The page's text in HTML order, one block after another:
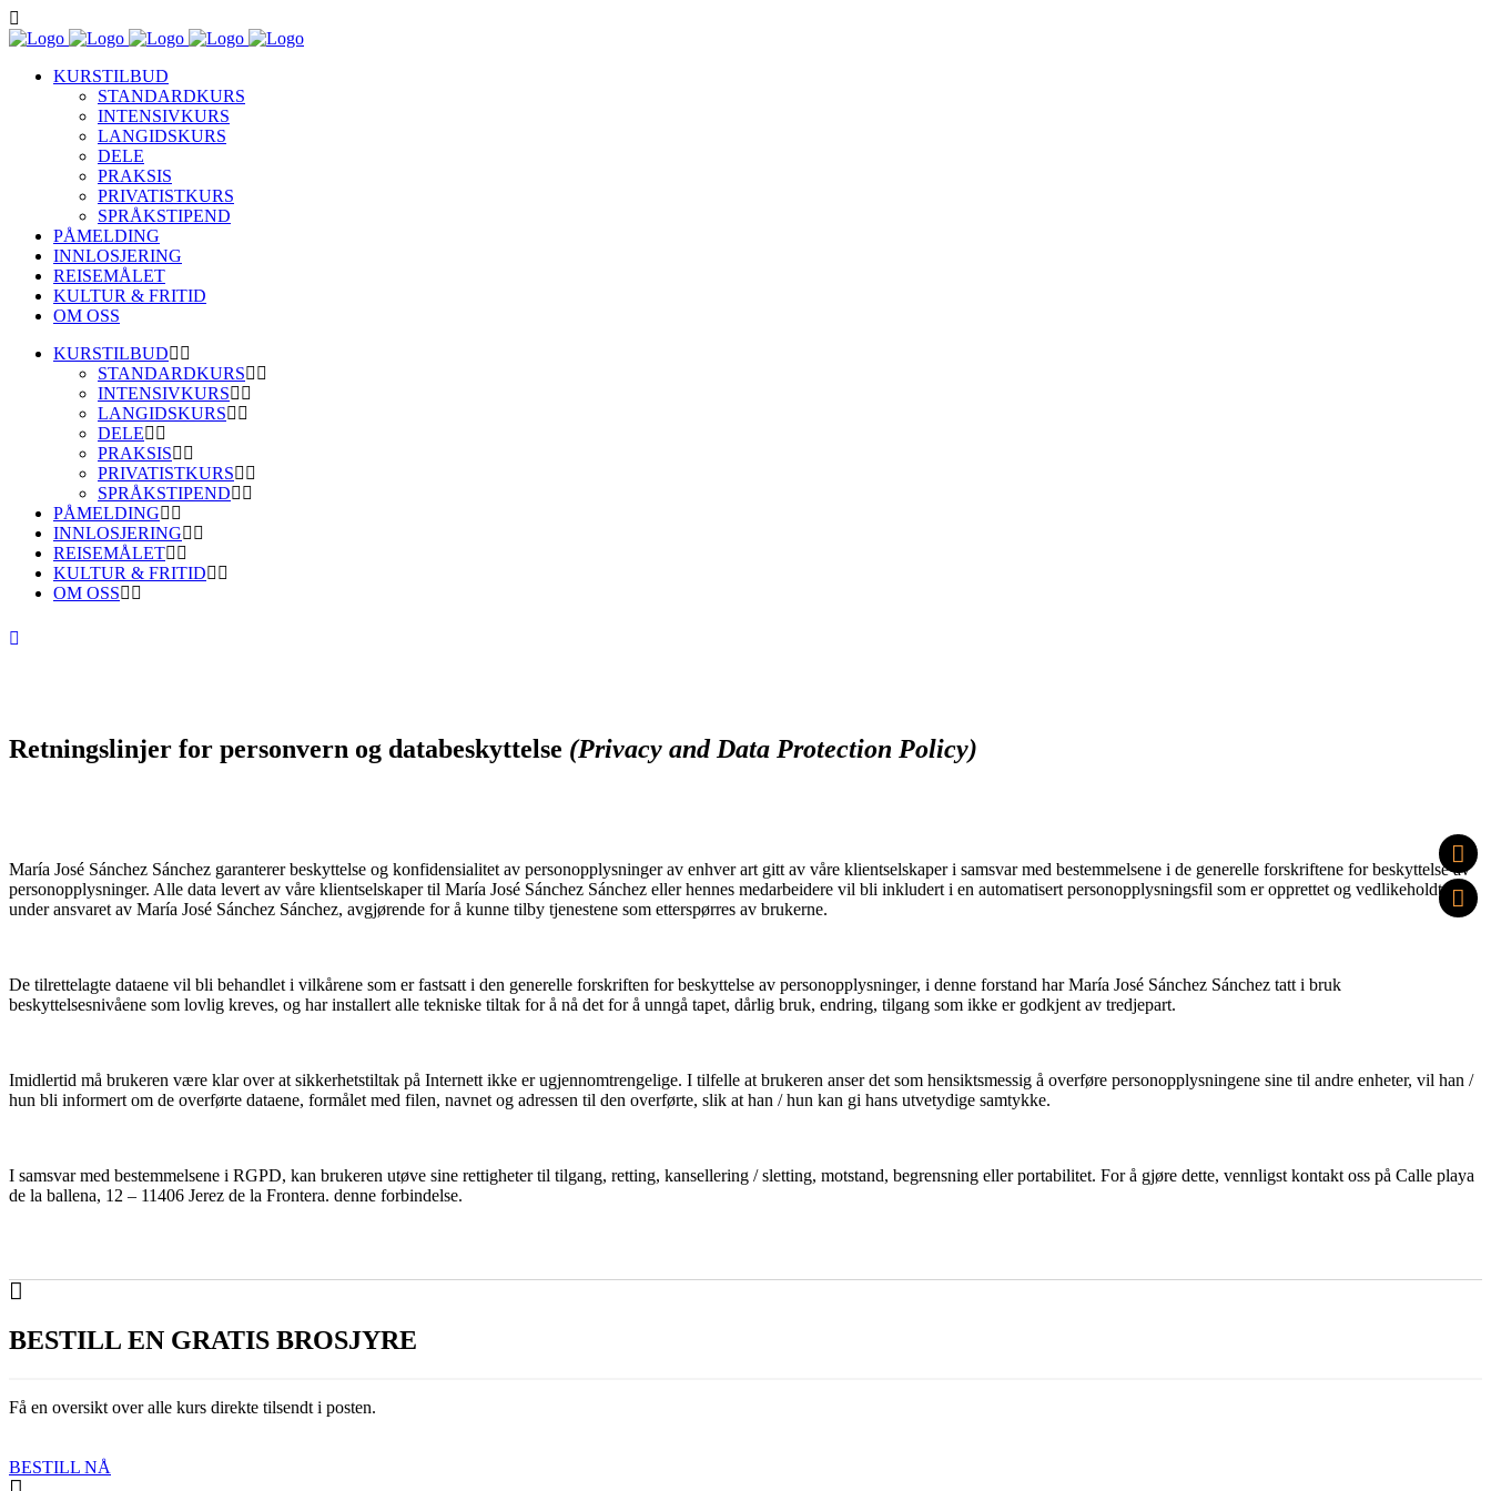
KURSTILBUD
STANDARDKURS
INTENSIVKURS
LANGIDSKURS
DELE
PRAKSIS
PRIVATISTKURS
SPRÅKSTIPEND
PÅMELDING
INNLOSJERING
REISEMÅLET
KULTUR & FRITID
OM OSS
KURSTILBUD
STANDARDKURS
INTENSIVKURS
LANGIDSKURS
DELE
PRAKSIS
PRIVATISTKURS
SPRÅKSTIPEND
PÅMELDING
INNLOSJERING
REISEMÅLET
KULTUR & FRITID
OM OSS
Retningslinjer for personvern og databeskyttelse (Privacy and Data Protection Policy)
María José Sánchez Sánchez garanterer beskyttelse og konfidensialitet av personopplysninger av enhver art gitt av våre klientselskaper i samsvar med bestemmelsene i de generelle forskriftene for beskyttelse av
personopplysninger. Alle data levert av våre klientselskaper til María José Sánchez Sánchez eller hennes medarbeidere vil bli inkludert i en automatisert personopplysningsfil som er opprettet og vedlikeholdt
under ansvaret av María José Sánchez Sánchez, avgjørende for å kunne tilby tjenestene som etterspørres av brukerne.
De tilrettelagte dataene vil bli behandlet i vilkårene som er fastsatt i den generelle forskriften for beskyttelse av personopplysninger, i denne forstand har María José Sánchez Sánchez tatt i bruk
beskyttelsesnivåene som lovlig kreves, og har installert alle tekniske tiltak for å nå det for å unngå tapet, dårlig bruk, endring, tilgang som ikke er godkjent av tredjepart.
Imidlertid må brukeren være klar over at sikkerhetstiltak på Internett ikke er ugjennomtrengelige. I tilfelle at brukeren anser det som hensiktsmessig å overføre personopplysningene sine til andre enheter, vil han /
hun bli informert om de overførte dataene, formålet med filen, navnet og adressen til den overførte, slik at han / hun kan gi hans utvetydige samtykke.
I samsvar med bestemmelsene i RGPD, kan brukeren utøve sine rettigheter til tilgang, retting, kansellering / sletting, motstand, begrensning eller portabilitet. For å gjøre dette, vennligst kontakt oss på Calle playa
de la ballena, 12 – 11406 Jerez de la Frontera. denne forbindelse.
BESTILL EN GRATIS BROSJYRE
Få en oversikt over alle kurs direkte tilsendt i posten.
BESTILL NÅ